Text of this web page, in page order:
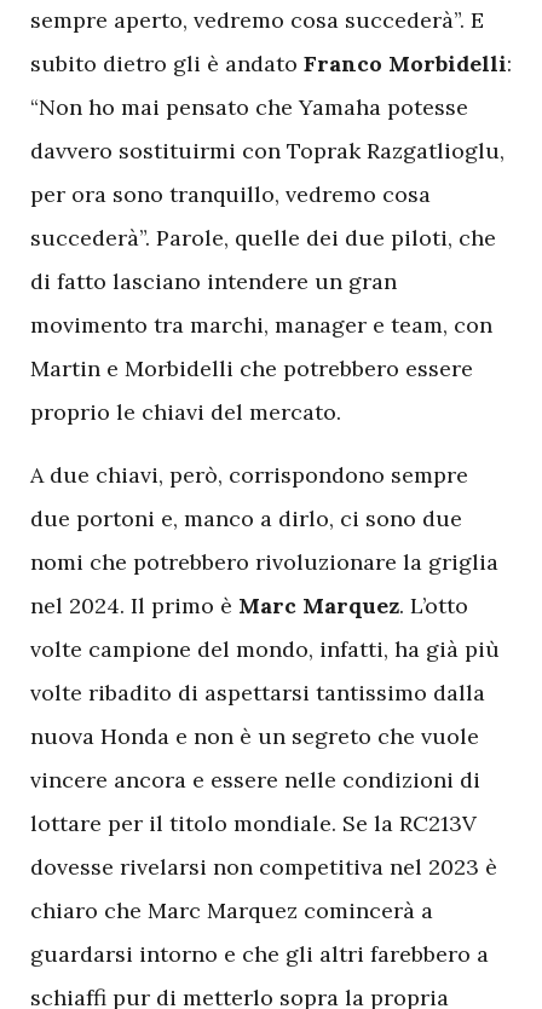
sempre aperto, vedremo cosa succederà”. E
subito dietro gli è andato Franco Morbidelli:
“Non ho mai pensato che Yamaha potesse
davvero sostituirmi con Toprak Razgatlioglu,
per ora sono tranquillo, vedremo cosa
succederà”. Parole, quelle dei due piloti, che
di fatto lasciano intendere un gran
movimento tra marchi, manager e team, con
Martin e Morbidelli che potrebbero essere
proprio le chiavi del mercato.
Adue chiavi, però, corrispondono sempre
due portoni e, manco a dirlo, ci sono due
nomi che potrebbero rivoluzionare la griglia
nel 2024. Il primo è Marc Marquez. L’otto
volte campione del mondo, infatti, ha già più
volte ribadito di aspettarsi tantissimo dalla
nuova Honda e non è un segreto che vuole
vincere ancora e essere nelle condizioni di
lottare per il titolo mondiale. Se la RC213V
dovesse rivelarsi non competitiva nel 2023 è
chiaro che Marc Marquez comincerà a
guardarsi intorno e che gli altri farebbero a
schiaffi pur di metterlo sopra la propria